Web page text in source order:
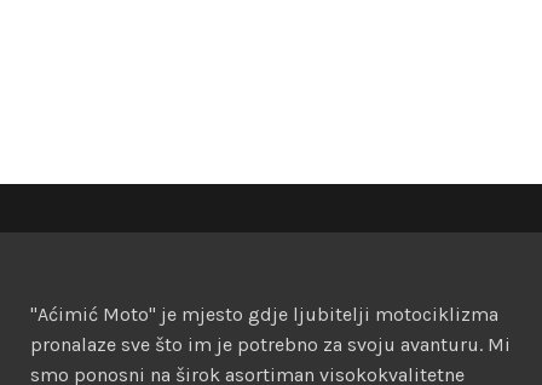
"Aćimić Moto" je mjesto gdje ljubitelji motociklizma
pronalaze sve što im je potrebno za svoju avanturu. Mi
smo ponosni na širok asortiman visokokvalitetne